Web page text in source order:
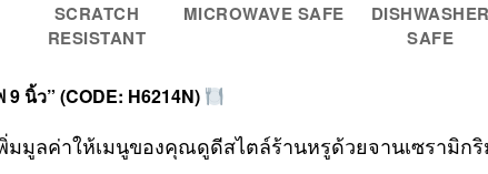
SCRATCH
RESISTANT
MICROWAVE SAFE
DISHWASHER
SAFE
นิ้ว” (CODE: H6214N)
มมูลค่าให้เมนูของคุณดูดีสไตล์ร้านหรูด้วยจานเซรามิ